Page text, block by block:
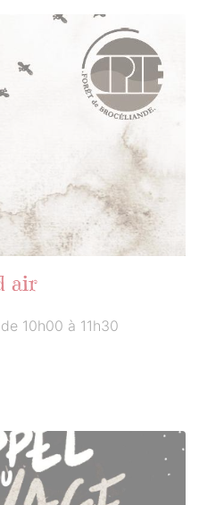
air
10h00 à 11h30